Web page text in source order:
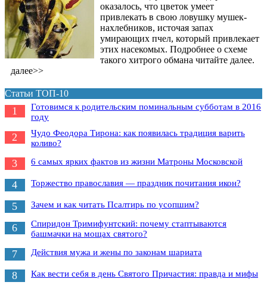
оказалось, что цветок умеет
привлекать в свою ловушку мушек-
нахлебников, источая запах
умирающих пчел, который привлекает
этих насекомых. Подробнее о схеме
такого хитрого обмана читайте далее.
далее>>
Статьи ТОП-10
1
Готовимся к родительским поминальным субботам в 2016
году
2
Чудо Феодора Тирона: как появилась традиция варить
коливо?
3 6 самых ярких фактов из жизни Матроны Московской
4 Торжество православия — праздник почитания икон?
5 Зачем и как читать Псалтирь по усопшим?
6
Спиридон Тримифунтский: почему стаптываются
башмачки на мощах святого?
7 Действия мужа и жены по законам шариата
8 Как вести себя в день Святого Причастия: правда и мифы